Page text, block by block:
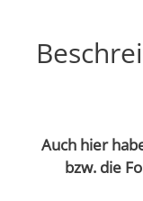
Auch hier
bzw. die